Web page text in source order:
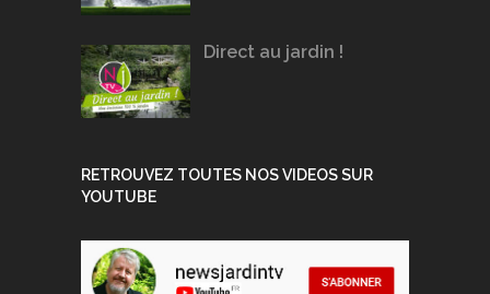
Direct au jardin !
RETROUVEZ TOUTES NOS VIDEOS SUR
YOUTUBE